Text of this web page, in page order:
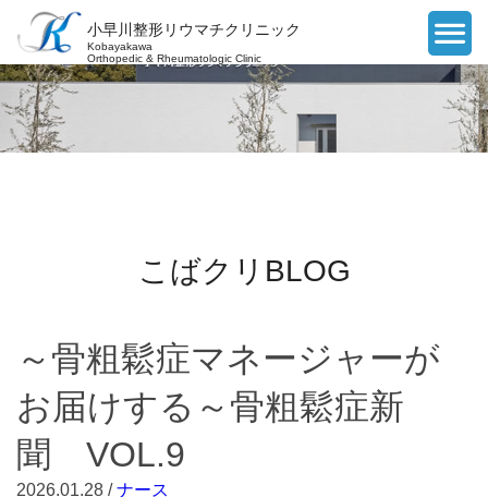
小早川整形リウマチクリニック
Kobayakawa
Orthopedic & Rheumatologic Clinic
こばクリBLOG
～骨粗鬆症マネージャーが
お届けする～骨粗鬆症新
聞 VOL.9
2026.01.28 /ナース